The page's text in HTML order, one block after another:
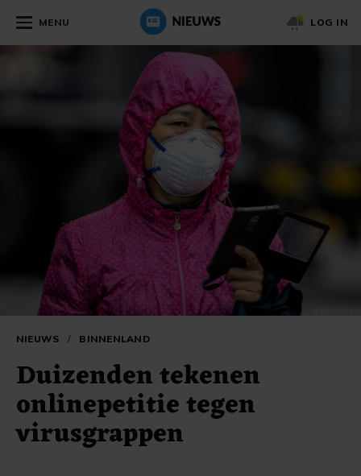
MENU LOG IN
NIEUWS / BINNENLAND
Duizenden tekenen
onlinepetitie tegen
virusgrappen